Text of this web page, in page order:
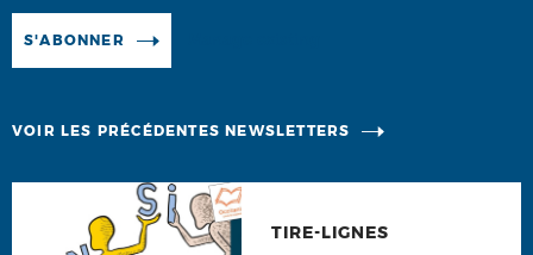
S'ABONNER
VOIR LES PRÉCÉDENTES NEWSLETTERS
TIRE-LIGNES